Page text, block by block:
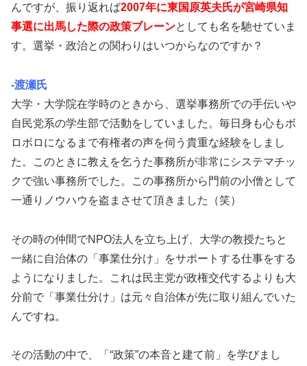
んですが、振り返れば2007年に東国原英夫氏が宮崎県知
事選に出馬した際の政策ブレーンとしても名を馳せていま
す。選挙・政治との関わりはいつからなのですか？
-渡瀬氏
大学・大学院在学時のときから、選挙事務所での手伝いや
自民党系の学生部で活動をしていました。毎日身も心もボ
ロボロになるまで有権者の声を伺う貴重な経験をしまし
た。このときに教えを乞うた事務所が非常にシステマチッ
クで強い事務所でした。この事務所から門前の小僧として
一通りノウハウを盗まさせて頂きました（笑）
その時の仲間でNPO法人を立ち上げ、大学の教授たちと
一緒に自治体の「事業仕分け」をサポートする仕事をする
ようになりました。これは民主党が政権交代するよりも大
分前で「事業仕分け」は元々自治体が先に取り組んでいた
んですね。
その活動の中で、「“政策”の本音と建て前」を学びまし